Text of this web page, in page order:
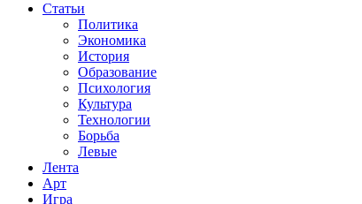
Статьи
Политика
Экономика
История
Образование
Психология
Культура
Технологии
Борьба
Левые
Лента
Арт
Игра